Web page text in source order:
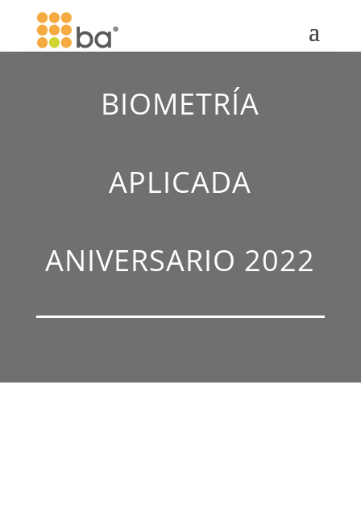
BIOMETRÍA
APLICADA
ANIVERSARIO 2022